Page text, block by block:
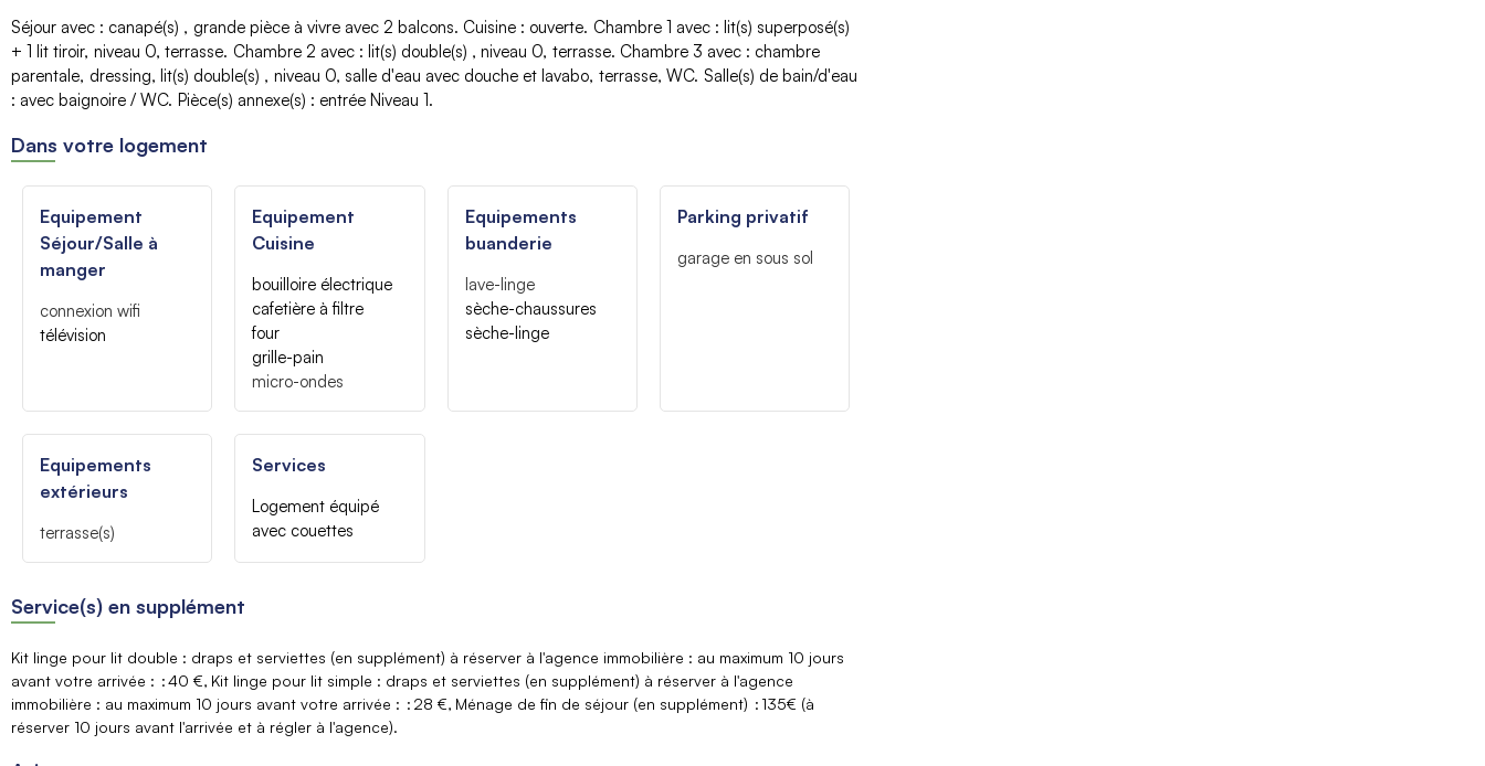
Séjour avec : canapé(s) grande pièce à vivre avec 2 balcons Cuisine : ouverte Chambre 1 avec : lit(s) superposé(s)
+ 1 lit tiroir niveau 0 terrasse Chambre 2 avec : lit(s) double(s) niveau 0 terrasse Chambre 3 avec : chambre
parentale dressing lit(s) double(s) niveau 0 salle d'eau avec douche et lavabo terrasse WC Salle(s) de bain/d'eau
: avec baignoire / WC Pièce(s) annexe(s) : entrée Niveau 1
Dans votre logement
Equipement
Séjour/Salle à
manger
connexion wifi
télévision
Equipement
Cuisine
bouilloire électrique
cafetière à filtre
four
grille-pain
micro-ondes
Equipements
buanderie
lave-linge
sèche-chaussures
sèche-linge
Parking privatif
garage en sous sol
Equipements
extérieurs
terrasse(s)
Services
Logement équipé
avec couettes
Service(s) en supplément
Kit linge pour lit double : draps et serviettes (en supplément) à réserver à l'agence immobilière : au maximum 10 jours
avant votre arrivée :
40 € Kit linge pour lit simple : draps et serviettes (en supplément) à réserver à l'agence
immobilière : au maximum 10 jours avant votre arrivée :
28 € Ménage de fin de séjour (en supplément)
135€ (à
réserver 10 jours avant l'arrivée et à régler à l'agence)